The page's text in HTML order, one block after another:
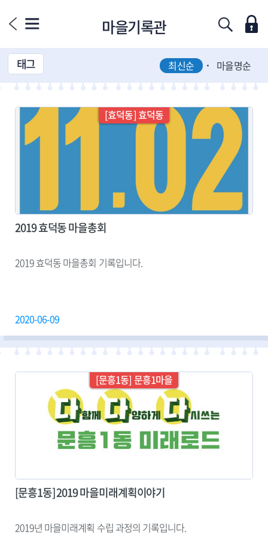
마을기록관
최신순 마을명순
효덕동 효덕동
2019 효덕동 마을총회
2019 효덕동 마을총회 기록입니다.
2020-06-09
문흥1동 문흥1마을
[문흥1동] 2019 마을미래계획이야기
2019년 마을미래계획 수립 과정의 기록입니다.